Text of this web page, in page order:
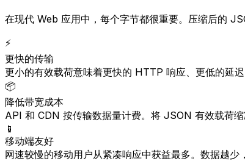
在现代 Web 应用中，每个字节都很重要。压缩后的
⚡
更快的传输
更小的有效载荷意味着更快的 HTTP 响应、更低的延
📦
降低带宽成本
API 和 CDN 按传输数据量计费。将 JSON 有效载荷
📱
移动端友好
网速较慢的移动用户从紧凑响应中获益最多。数据越少